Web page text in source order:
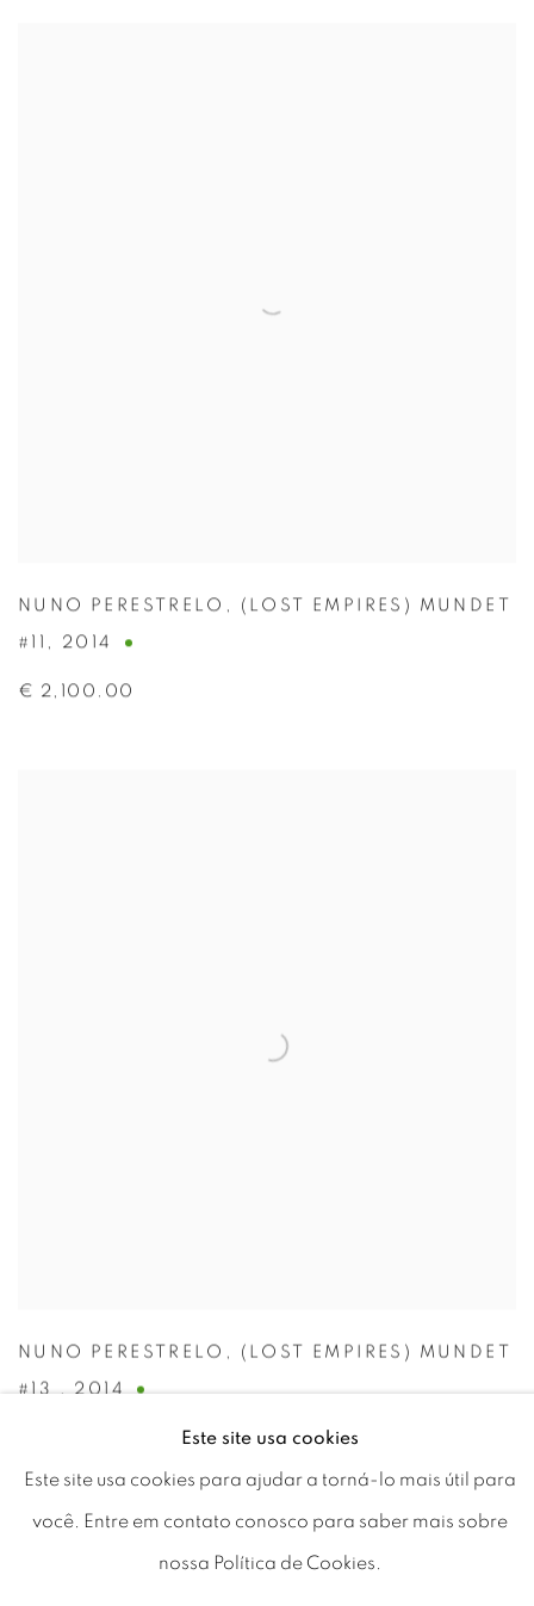
NUNO PERESTRELO , (LOST EMPIRES) MUNDET
#11 , 2014
€ 2,100.00
NUNO PERESTRELO , (LOST EMPIRES) MUNDET
#13,2014
Este site usa cookies
Este site usa cookies para ajudar a torná-lo mais útil para
você. Entre em contato conosco para saber mais sobre
nossa Política de Cookies.